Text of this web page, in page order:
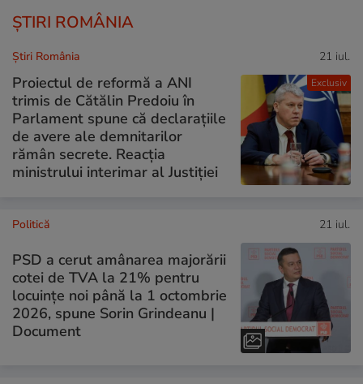
ȘTIRI ROMÂNIA
Exclusiv
Știri România 21 iul.
Proiectul de reformă a ANI
trimis de Cătălin Predoiu în
Parlament spune că declarațiile
de avere ale demnitarilor
rămân secrete. Reacția
ministrului interimar al Justiției
Politică 21 iul.
PSD a cerut amânarea majorării
cotei de TVA la 21% pentru
locuințe noi până la 1 octombrie
2026, spune Sorin Grindeanu |
Document